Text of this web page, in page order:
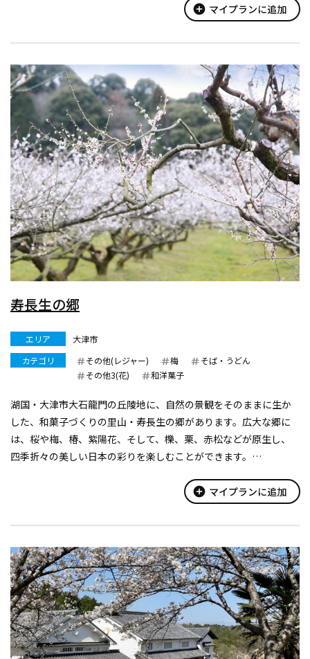
の地に建てられたのが始まりです。さつきの築山...
add_circle マイプランに追加
寿長生の郷
エリア
大津市
カテゴリ
その他(レジャー) 梅
そば・うどん
その他3(花)
和洋菓子
湖国・大津市大石龍門の丘陵地に、自然の景観をそのままに生か
した、和菓子づくりの里山・寿長生の郷があります。広大な郷に
は、桜や梅、椿、紫陽花、そして、櫟、栗、赤松などが原生し、
四季折々の美しい日本の彩りを楽しむことができます。
add_circle マイプランに追加